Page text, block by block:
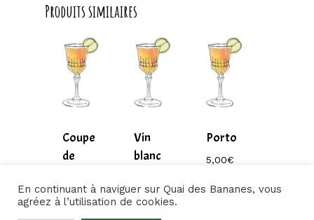
Produits similaires
Coupe
de
6,50€
6,50
Vin
blanc
5,00€
5,00
Porto
5,00€
5,00
En continuant à naviguer sur Quai des Bananes, vous
agréez à l’utilisation de cookies.